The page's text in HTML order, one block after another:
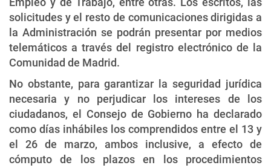
solicitudes y el resto de comunicaciones dirigidas a
la Administración se podrán presentar por medios
telemáticos a través del registro electrónico de la
Comunidad de Madrid.
No obstante, para garantizar la seguridad jurídica
necesaria y no perjudicar los intereses de los
ciudadanos, el Consejo de Gobierno ha declarado
como días inhábiles los comprendidos entre el 13 y
el 26 de marzo, ambos inclusive, a efecto de
cómputo de los plazos en los procedimientos